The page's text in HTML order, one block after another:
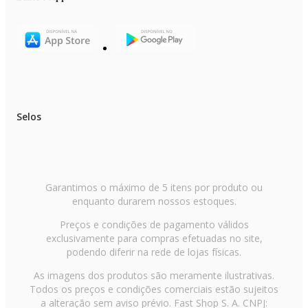
Garantia: 1 ano
Selos
Garantimos o máximo de 5 itens por produto ou
enquanto durarem nossos estoques.
Preços e condições de pagamento válidos
exclusivamente para compras efetuadas no site,
podendo diferir na rede de lojas físicas.
As imagens dos produtos são meramente ilustrativas.
Todos os preços e condições comerciais estão sujeitos
a alteração sem aviso prévio. Fast Shop S. A. CNPJ: